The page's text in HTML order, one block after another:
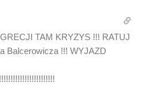
TAM KRYZYS !!! RATUJ
Balcerowicza !!! WYJAZD